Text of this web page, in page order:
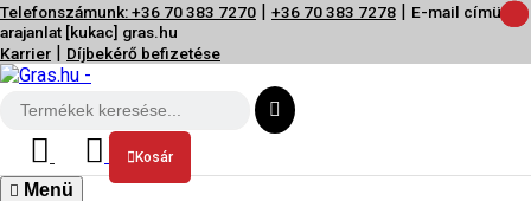
Telefonszámunk: +36 70 383 7270 | +36 70 383 7278 | E-mail címünk:
arajanlat [kukac] gras.hu
Karrier | Díjbekérő befizetése
Kosár
Menü